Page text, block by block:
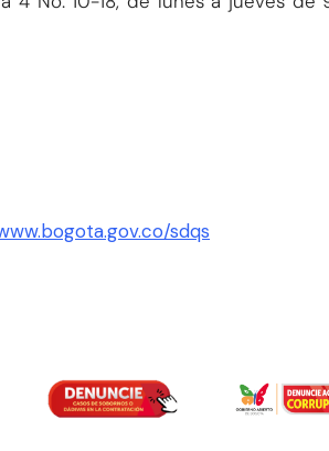
sdqs